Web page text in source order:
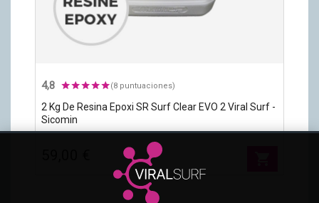
4,8 (8 puntuaciones)
2 Kg De Resina Epoxi SR Surf Clear EVO 2 Viral Surf -
Sicomin